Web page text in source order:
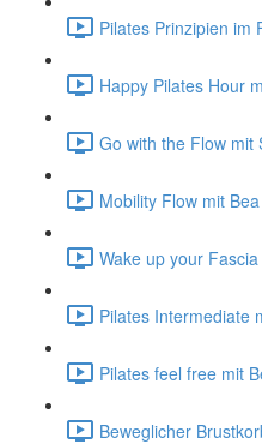
Pilates Prinzipien im
Happy Pilates Hour
Go with the Flow mit
Mobility Flow mit
Wake up your
Pilates Intermediate
Pilates feel free mit
Beweglicher